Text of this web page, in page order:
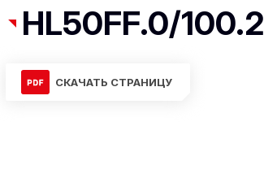
HL50FF.0/100.2
СКАЧАТЬ СТРАНИЦУ